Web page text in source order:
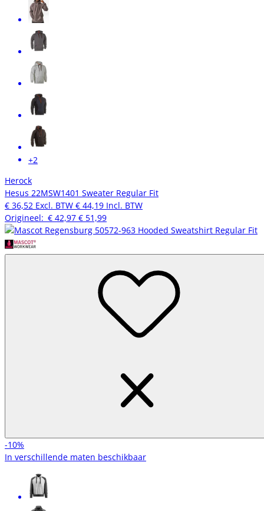
+2
Herock
Hesus 22MSW1401 Sweater Regular Fit
€ 36,52 Excl. BTW € 44,19 Incl. BTW
Origineel: € 42,97 € 51,99
-10%
In verschillende maten beschikbaar